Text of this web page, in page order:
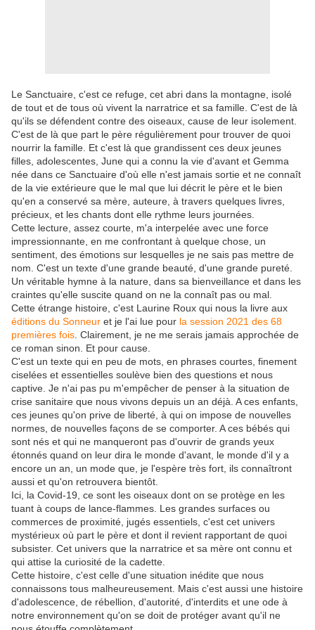
Le Sanctuaire, c'est ce refuge, cet abri dans la montagne, isolé
de tout et de tous où vivent la narratrice et sa famille. C'est de là
qu'ils se défendent contre des oiseaux, cause de leur isolement.
C'est de là que part le père régulièrement pour trouver de quoi
nourrir la famille. Et c'est là que grandissent ces deux jeunes
filles, adolescentes, June qui a connu la vie d'avant et Gemma
née dans ce Sanctuaire d'où elle n'est jamais sortie et ne connaît
de la vie extérieure que le mal que lui décrit le père et le bien
qu'en a conservé sa mère, auteure, à travers quelques livres,
précieux, et les chants dont elle rythme leurs journées.
Cette lecture, assez courte, m'a interpelée avec une force
impressionnante, en me confrontant à quelque chose, un
sentiment, des émotions sur lesquelles je ne sais pas mettre de
nom. C'est un texte d'une grande beauté, d'une grande pureté.
Un véritable hymne à la nature, dans sa bienveillance et dans les
craintes qu'elle suscite quand on ne la connaît pas ou mal.
Cette étrange histoire, c'est Laurine Roux qui nous la livre aux
éditions du Sonneur et je l'ai lue pour la session 2021 des 68
premières fois . Clairement, je ne me serais jamais approchée de
ce roman sinon. Et pour cause.
C'est un texte qui en peu de mots, en phrases courtes, finement
ciselées et essentielles soulève bien des questions et nous
captive. Je n'ai pas pu m'empêcher de penser à la situation de
crise sanitaire que nous vivons depuis un an déjà. A ces enfants,
ces jeunes qu'on prive de liberté, à qui on impose de nouvelles
normes, de nouvelles façons de se comporter. A ces bébés qui
sont nés et qui ne manqueront pas d'ouvrir de grands yeux
étonnés quand on leur dira le monde d'avant, le monde d'il y a
encore un an, un mode que, je l'espère très fort, ils connaîtront
aussi et qu'on retrouvera bientôt.
Ici, la Covid-19, ce sont les oiseaux dont on se protège en les
tuant à coups de lance-flammes. Les grandes surfaces ou
commerces de proximité, jugés essentiels, c'est cet univers
mystérieux où part le père et dont il revient rapportant de quoi
subsister. Cet univers que la narratrice et sa mère ont connu et
qui attise la curiosité de la cadette.
Cette histoire, c'est celle d'une situation inédite que nous
connaissons tous malheureusement. Mais c'est aussi une histoire
d'adolescence, de rébellion, d'autorité, d'interdits et une ode à
notre environnement qu'on se doit de protéger avant qu'il ne